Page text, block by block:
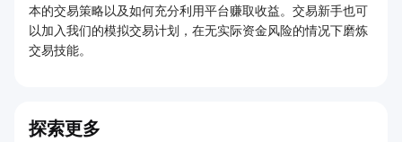
本的交易策略以及如何充分利用平台赚取收益。交易新手也可
以加入我们的模拟交易计划，在无实际资金风险的情况下磨炼
交易技能。
探索更多